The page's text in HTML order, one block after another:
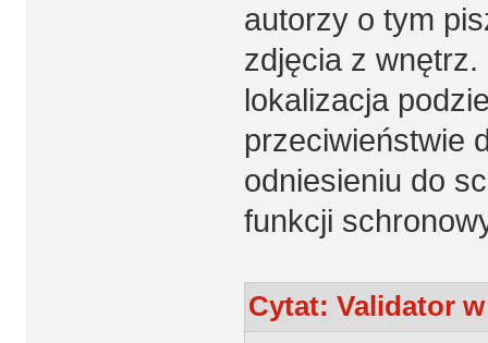
autorzy o tym
zdjęcia z
lokalizacja
przeciwieństwie
odniesieniu do
funkcji
Cytat: Validator